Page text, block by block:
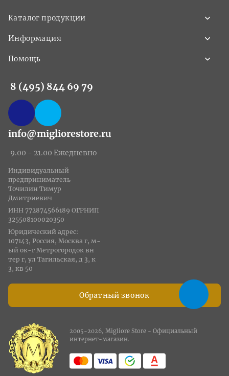
Каталог продукции
Информация
Помощь
8 (495) 844 69 79
info@migliorestore.ru
9.00 - 21.00 Ежедневно
Обратный звонок
Индивидуальный
предприниматель
Точилин Тимур
Дмитриевич
ИНН 772874566189 ОГРНИП
325508100020350
Юридический адрес:
107143, Россия, Москва г, м-
ый ок-г Метрогородок вн
тер г, ул Тагильская, д 3, к
3, кв 50
2005-2026, Migliore Store - Официальный
интернет-магазин.